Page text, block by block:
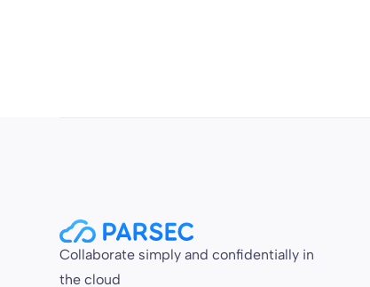
Collaborate simply and confidentially in
the cloud